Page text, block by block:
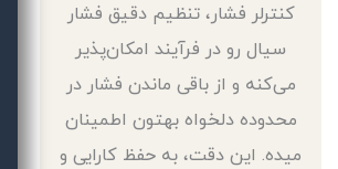
کنترلر فشار، تنظیم دقیق فشار
سیال رو در فرآيند امکان‌پذیر
می‌کنه و از باقی ماندن فشار در
محدوده دلخواه بهتون اطمینان
میده. این دقت، به حفظ کارایی و